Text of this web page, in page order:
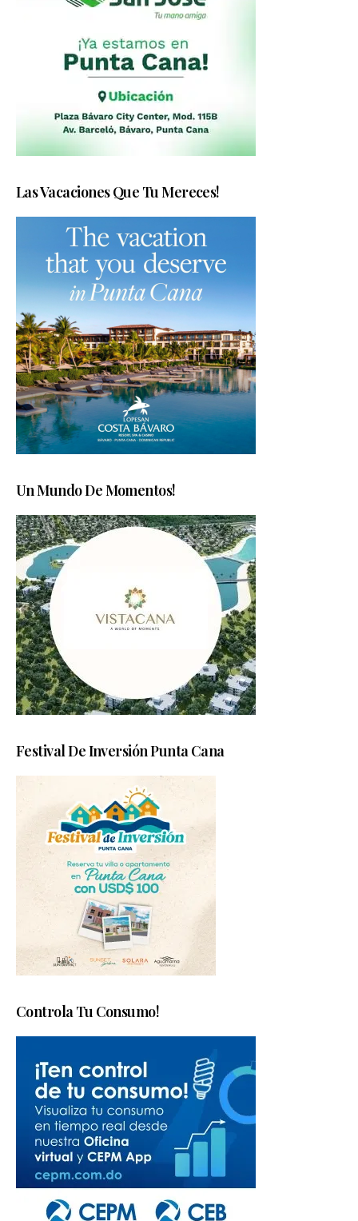
Las Vacaciones Que Tu Mereces!
Un Mundo De Momentos!
Festival De Inversión Punta Cana
Controla Tu Consumo!